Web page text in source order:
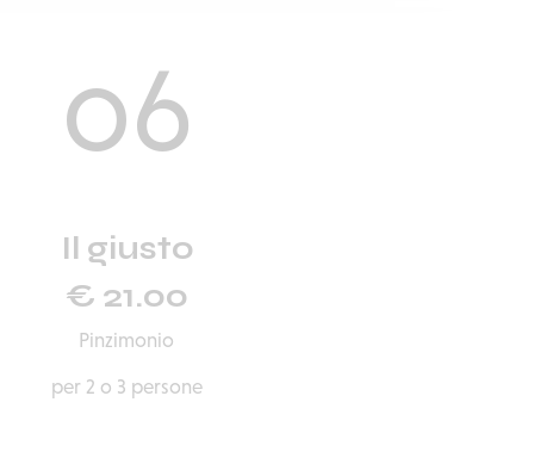
06
Il giusto
€ 21.00
Pinzimonio
per 2 o 3 persone